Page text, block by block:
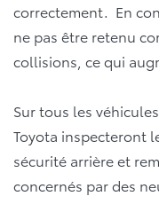
correctement. En
ne pas être retenu
collisions, ce qui
Sur tous les
Toyota inspecteront
sécurité arrière et
concernés par des